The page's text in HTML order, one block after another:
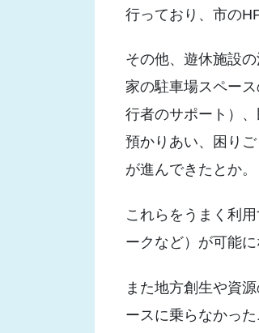
行っており、市の
その他、遊休施設
家の駐車場スペー
行者のサポート）
預かりあい、困り
が進んできたとか。
これらをうまく利
ークなど）が可能
また地方創生や資
ースに乗らなかっ